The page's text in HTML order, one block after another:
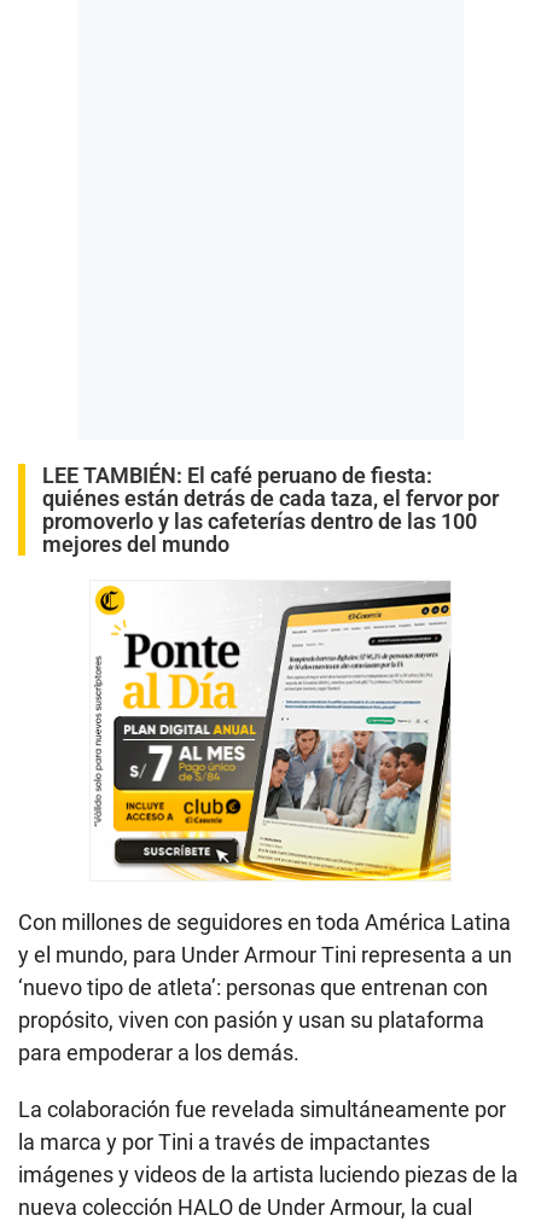
LEE TAMBIÉN: El café peruano de fiesta:
quiénes están detrás de cada taza, el fervor por
promoverlo y las cafeterías dentro de las 100
mejores del mundo
Con millones de seguidores en toda América Latina
y el mundo, para Under Armour Tini representa a un
‘nuevo tipo de atleta’: personas que entrenan con
propósito, viven con pasión y usan su plataforma
para empoderar a los demás.
La colaboración fue revelada simultáneamente por
la marca y por Tini a través de impactantes
imágenes y videos de la artista luciendo piezas de la
nueva colección HALO de Under Armour, la cual